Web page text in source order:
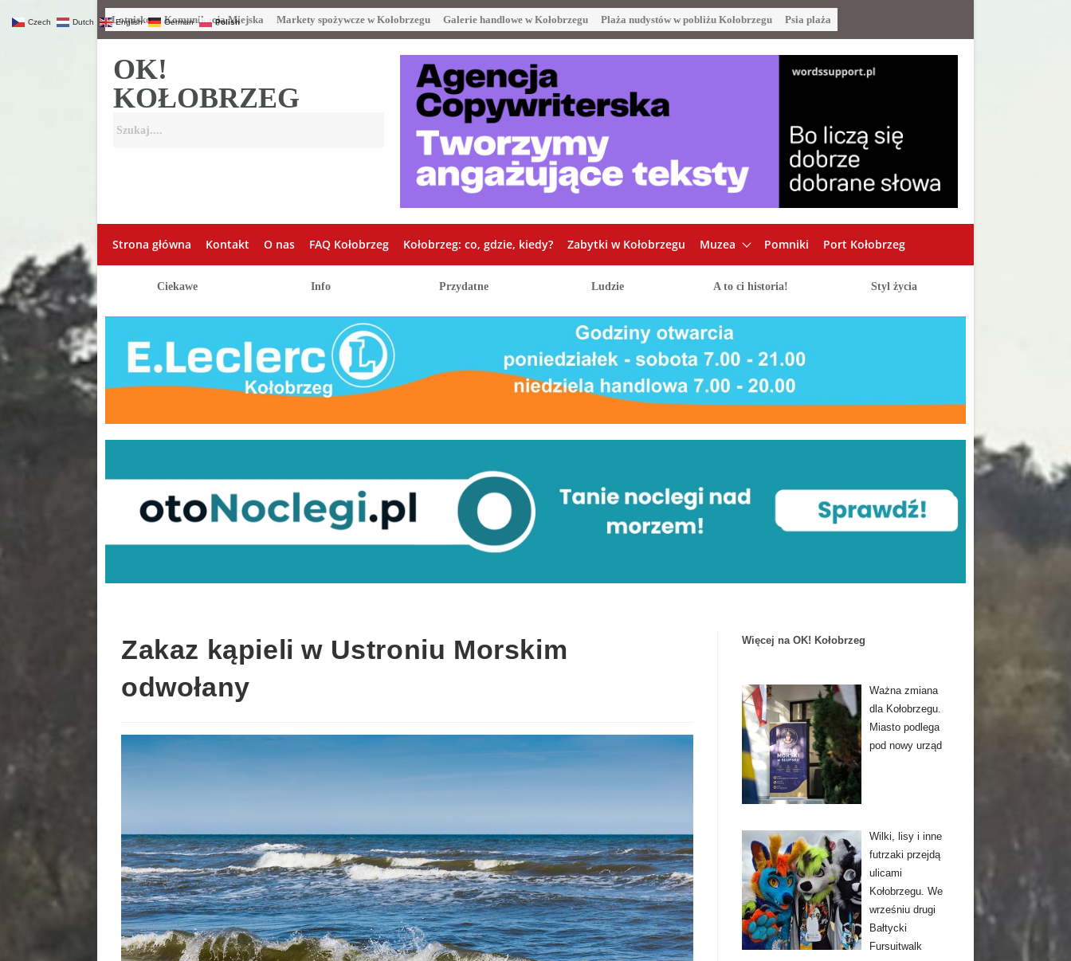
Lotnisko Komunikacja Miejska Markety spożywcze w Kołobrzegu Galerie handlowe w Kołobrzegu Plaża nudystów w pobliżu Kołobrzegu Psia plaża
OK!
KOŁOBRZEG
Strona główna Kontakt O nas FAQ Kołobrzeg Kołobrzeg: co, gdzie, kiedy? Zabytki w Kołobrzegu Muzea Pomniki Port Kołobrzeg
Ciekawe Info Przydatne Ludzie A to ci historia! Styl życia
Zakaz kąpieli w Ustroniu Morskim
odwołany
Więcej na OK! Kołobrzeg
Ważna zmiana
dla Kołobrzegu.
Miasto podlega
pod nowy urząd
Wilki, lisy i inne
futrzaki przejdą
ulicami
Kołobrzegu. We
wrześniu drugi
Bałtycki
Fursuitwalk
Czech Dutch English German Polish